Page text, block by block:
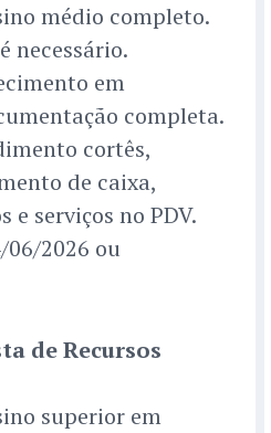
médio completo.
necessário.
em
completa.
cortês,
de caixa,
serviços no PDV.
2026 ou
de Recursos
superior em